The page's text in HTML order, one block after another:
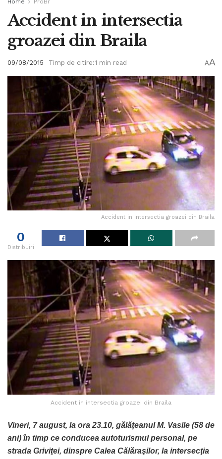
Accident in intersectia
groazei din Braila
09/08/2015 Timp de citire:1 min read AA
Accident in intersectia groazei din Braila
0
Distribuiri
Accident in intersectia groazei din Braila
Vineri, 7 august, la ora 23.10, gălățeanul M. Vasile (58 de
ani) în timp ce conducea autoturismul personal, pe
strada Griviţei, dinspre Calea Călăraşilor, la intersecţia